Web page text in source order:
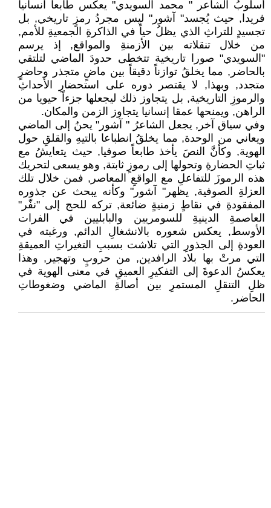
أسلوبُ الشاعر " محمد السويدي" يعكس طابعا انسانيا
فريدا, حيث يُجسد" آشور" ليس مجردُ رمزٍ تاريخي, بل
تجسيدٍ للتراثِ الذي يظلُ حياً في الذاكرةِ الجمعيةِ للأمم,
من خلال تنقلاته بين الأزمنةِ والمواقع, إذ يرسم
"السويدي" صورا تاريخية تتخطى حدودَ الماضي لتلتقي
بالحاضر, مما يخلقُ توازناً دقيقاً بين ماضٍ متجذر وحاضرٍ
متجدد, وبهذا, لا يقتصر دوره على استحضارِ الأحداثِ
والرموزِ التاريخية, بل يتجاوز ذلك ليجعلها جزءاً حيويا من
الراهن, ويمنحها عمقا إنسانيا يتجاوز الزمن والمكان.
وفي سياق آخر, يجعل الشاعرُ " آشور" يحنُ إلى الماضي
ويعاني من الوحدة, مما يخلقُ انطباعا بالتيهِ والقلقِ حول
الهوية, وكأنَّ النصَ يأخذ طابعاً صوفيا, حيث يتعايشُ مع
ثباتِ الحضارةِ وتحولها إلى رموزٍ ثابتة, وهو يسعى لتحريك
هذه الرموزَ للتفاعلِ مع الواقعِ المعاصر, فمن خلال تلك
العزلةِ الصوفية, يظهر" آشور" وكأنه يبحث عن جذوره
المفقودةِ في نقاطٍ زمنيةٍ ضائعة, تركه للحج إلى "نفّر"
العاصمةِ الدينيةِ للسومريين والبابليين في الفرات
الأوسط, يعكس شعوره بالانشغالِ الدائم, ورغبته في
العودةِ إلى الجذورِ التي تلاشت بسببِ التغيراتِ العميقةِ
التي مرتْ بها بلاد الرافدين, من حروبٍ وتهجير, وهذا
يعكسُ الدعوةَ إلى التفكيرِ العميقِ في معنى الهوية في
ظلِ التنقلِ المستمرِ بين أصالةِ الماضي وضغوطاتِ
الحاضر.